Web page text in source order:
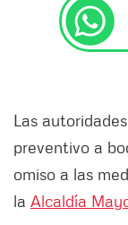
Las
preventivo a
omiso a las
la Alcaldía